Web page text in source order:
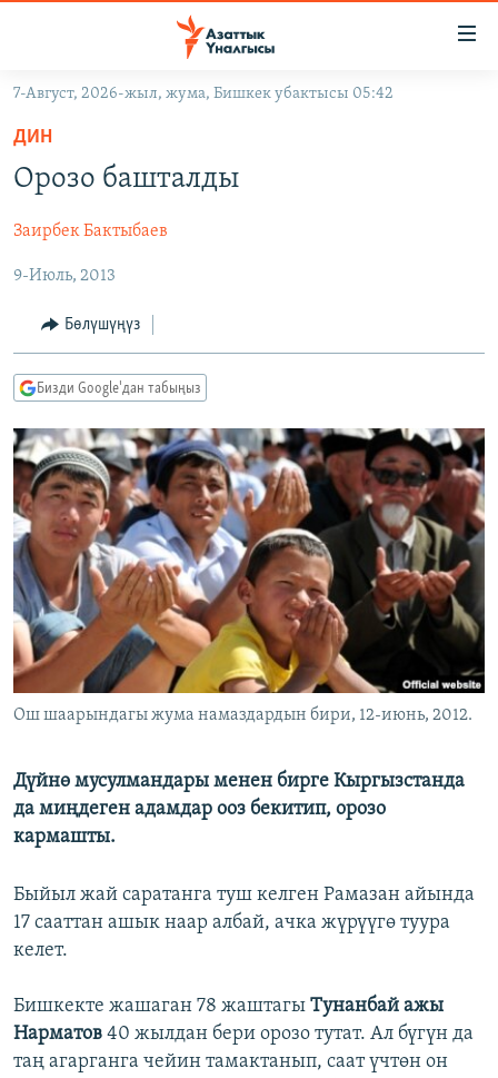
Навигацияга
өтүңүз
Издөөгө
салыңыз
КЫРГЫЗСТАН
КЫРГЫЗСТАН
САЯСАТ
ЭКОНОМИКА
МАДАНИЯТ
ДҮЙНӨ
ДҮЙНӨ
БОРБОР АЗИЯ
УКРАИНА
АТАЙЫН ИЛИКТӨӨ
ТВ ПРОГРАММАЛАР
БҮГҮН АЗАТТЫКТА
ЭКСПЕРТТЕР ТАЛДАЙТ
БИЗ ЖАНА ДҮЙНӨ
ДАНИСТЕ
ЭЖЕ-СИҢДИЛЕР
АЗАТТЫК+
ЫҢГАЙСЫЗ СУРООЛОР
ПОДКАСТ
ӨЗГӨЧӨ ПИКИР
Русский
ОНЛАЙН ШЕРИНЕ
ЭЕ/АРнун бардык сайттары
7-Август, 2026-жыл, жума, Бишкек убактысы 05:42
ДИН
Орозо башталды
Заирбек Бактыбаев
9-Июль, 2013
Бөлүшүңүз
Бизди Google'дан табыңыз
Ош шаарындагы жума намаздардын бири, 12-июнь, 2012.
Дүйнө мусулмандары менен бирге Кыргызстанда
да миңдеген адамдар ооз бекитип, орозо
кармашты.
Быйыл жай саратанга туш келген Рамазан айында
17 сааттан ашык наар албай, ачка жүрүүгө туура
келет.
Бишкекте жашаган 78 жаштагы Тунанбай ажы
Нарматов 40 жылдан бери орозо тутат. Ал бүгүн да
таң агарганга чейин тамактанып, саат үчтөн он